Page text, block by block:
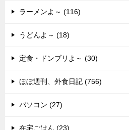
ラーメンよ～ (116)
うどんよ～ (18)
定食・ドンブリよ～ (30)
ほぼ週刊、外食日記 (756)
パソコン (27)
在宅ごはん (23)